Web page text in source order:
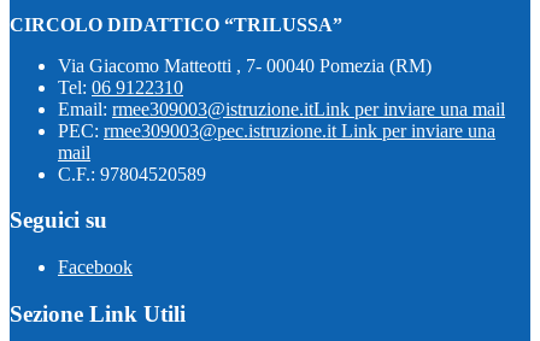
CIRCOLO DIDATTICO “TRILUSSA”
Via Giacomo Matteotti , 7- 00040 Pomezia (RM)
Tel: 06 9122310
Email: rmee309003@istruzione.itLink per inviare una mail
PEC: rmee309003@pec.istruzione.it Link per inviare una
mail
C.F.: 97804520589
Seguici su
Facebook
Sezione Link Utili